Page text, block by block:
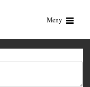
Meny